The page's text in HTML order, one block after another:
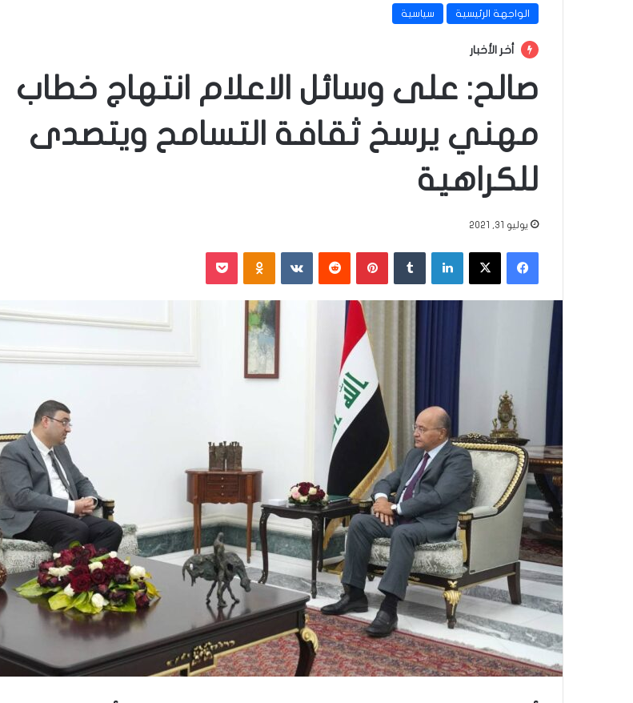
الواجهة الرئيسية سياسية
أخر الأخبار
صالح: على وسائل الاعلام انتهاج خطاب
مهني يرسخ ثقافة التسامح ويتصدى
للكراهية
يوليو 31, 2021
فيسبوك ‫X لينكدإن بينتيريست ‏VKontakte